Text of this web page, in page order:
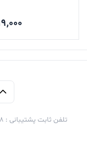
ردمی نوت با اسنپدراگون 680 را
فروشلوازم جانبی
سایر محصولات از
تلفن ثابت پشتیبانی : 02188800138 | پاسخگویی در ساعات اداری